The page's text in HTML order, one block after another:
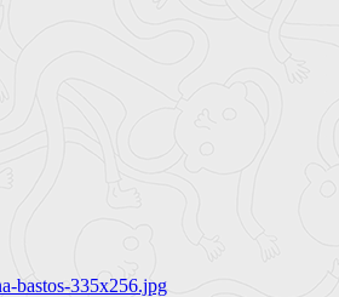
bastos-335x256.jpg